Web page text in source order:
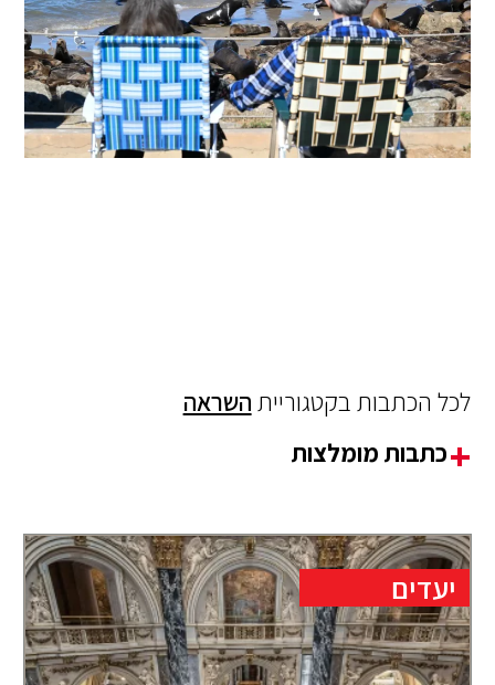
לכל הכתבות בקטגוריית השראה
כתבות מומלצות
יעדים